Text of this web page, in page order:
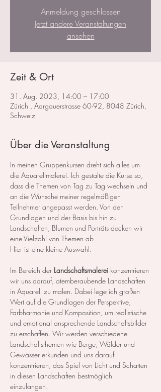
Anmeldung geschlossen
Jetzt andere Veranstaltungen
ansehen
Zeit & Ort
31. Aug. 2023, 14:00 – 17:00
Zürich , Aargauerstrasse 60-92, 8048 Zürich,
Schweiz
Über die Veranstaltung
In meinen Gruppenkursen dreht sich alles um
die Aquarellmalerei. Ich gestalte die Kurse so,
dass die Themen von Tag zu Tag wechseln und
an die Wünsche meiner regelmäßigen
Teilnehmer angepasst werden. Von den
Grundlagen und der Basis bis hin zu
Landschaften, Blumen und Porträts decken wir
eine Vielzahl von Themen ab.
Hier ist eine kleine Auswahl:
Im Bereich der Landschaftsmalerei konzentrieren
wir uns darauf, atemberaubende Landschaften
in Aquarell zu malen. Dabei lege ich großen
Wert auf die Grundlagen der Perspektive,
Farbharmonie und Komposition, um realistische
und emotional ansprechende Landschaftsbilder
zu erschaffen. Wir werden verschiedene
Landschaftsthemen wie Berge, Wälder und
Gewässer erkunden und uns darauf
konzentrieren, das Spiel von Licht und Schatten
in diesen Landschaften bestmöglich
einzufangen.